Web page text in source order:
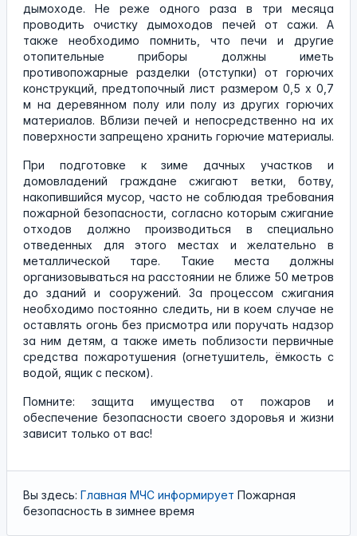
дымоходе. Не реже одного раза в три месяца
проводить очистку дымоходов печей от сажи. А
также необходимо помнить, что печи и другие
отопительные приборы должны иметь
противопожарные разделки (отступки) от горючих
конструкций, предтопочный лист размером 0,5 х 0,7
м на деревянном полу или полу из других горючих
материалов. Вблизи печей и непосредственно на их
поверхности запрещено хранить горючие материалы.
При подготовке к зиме дачных участков и
домовладений граждане сжигают ветки, ботву,
накопившийся мусор, часто не соблюдая требования
пожарной безопасности, согласно которым сжигание
отходов должно производиться в специально
отведенных для этого местах и желательно в
металлической таре. Такие места должны
организовываться на расстоянии не ближе 50 метров
до зданий и сооружений. За процессом сжигания
необходимо постоянно следить, ни в коем случае не
оставлять огонь без присмотра или поручать надзор
за ним детям, а также иметь поблизости первичные
средства пожаротушения (огнетушитель, ёмкость с
водой, ящик с песком).
Помните: защита имущества от пожаров и
обеспечение безопасности своего здоровья и жизни
зависит только от вас!
Вы здесь: Главная МЧС информирует Пожарная
безопасность в зимнее время